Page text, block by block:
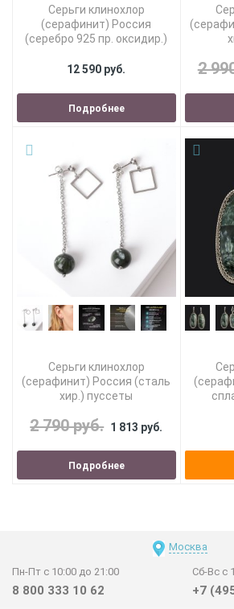
Серьги клинохлор
(серафинит) Россия
(серебро 925 пр. оксидир.)
12 590 руб.
Подробнее
2
Серьги клинохлор
(серафинит) Россия (сталь
хир.) пуссеты
2 790 руб. 1 813 руб.
Подробнее
Москва
Пн-Пт с 10:00 до 21:00
8 800 333 10 62
Сб-Вс с
+7